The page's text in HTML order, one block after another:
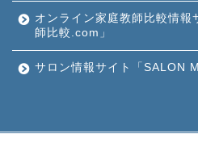
オンライン家庭教師比較情報
師比較.com」
サロン情報サイト「SALON